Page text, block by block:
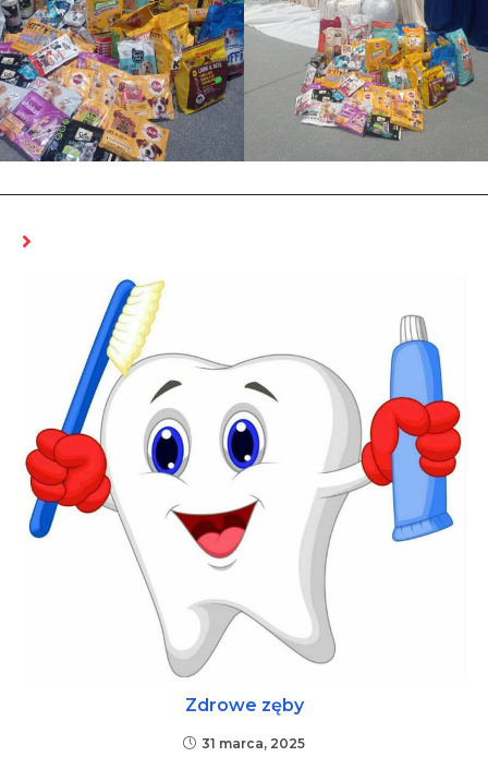
Zdrowe zęby
31 marca, 2025